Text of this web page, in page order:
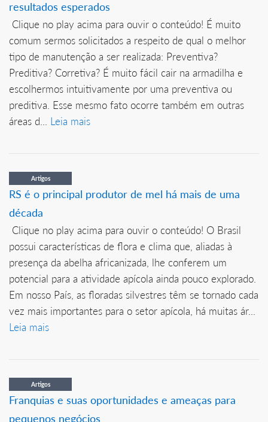
resultados esperados
Clique no play acima para ouvir o conteúdo! É muito
comum sermos solicitados a respeito de qual o melhor
tipo de manutenção a ser realizada: Preventiva?
Preditiva? Corretiva? É muito fácil cair na armadilha e
escolhermos intuitivamente por uma preventiva ou
preditiva. Esse mesmo fato ocorre também em outras
áreas d... Leia mais
Artigos
RS é o principal produtor de mel há mais de uma
década
Clique no play acima para ouvir o conteúdo! O Brasil
possui características de flora e clima que, aliadas à
presença da abelha africanizada, lhe conferem um
potencial para a atividade apícola ainda pouco explorado.
Em nosso País, as floradas silvestres têm se tornado cada
vez mais importantes para o setor apícola, há muitas ár...
Leia mais
Artigos
Franquias e suas oportunidades e ameaças para
pequenos negócios